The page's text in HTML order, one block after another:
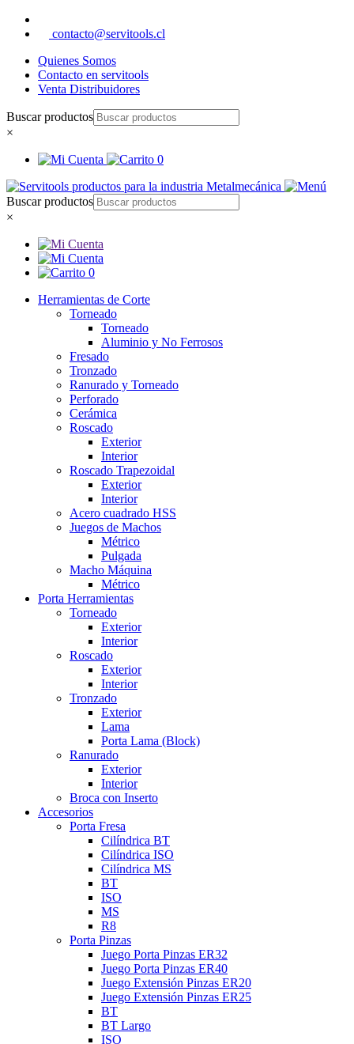
contacto@servitools.cl
Quienes Somos
Contacto en servitools
Venta Distribuidores
Buscar productos
×
0
Buscar productos
×
0
Herramientas de Corte
Torneado
Torneado
Aluminio y No Ferrosos
Fresado
Tronzado
Ranurado y Torneado
Perforado
Cerámica
Roscado
Exterior
Interior
Roscado Trapezoidal
Exterior
Interior
Acero cuadrado HSS
Juegos de Machos
Métrico
Pulgada
Macho Máquina
Métrico
Porta Herramientas
Torneado
Exterior
Interior
Roscado
Exterior
Interior
Tronzado
Exterior
Lama
Porta Lama (Block)
Ranurado
Exterior
Interior
Broca con Inserto
Accesorios
Porta Fresa
Cilíndrica BT
Cilíndrica ISO
Cilíndrica MS
BT
ISO
MS
R8
Porta Pinzas
Juego Porta Pinzas ER32
Juego Porta Pinzas ER40
Juego Extensión Pinzas ER20
Juego Extensión Pinzas ER25
BT
BT Largo
ISO